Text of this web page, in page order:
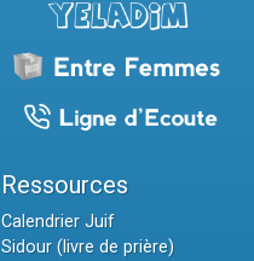
Ressources
Calendrier Juif
Sidour (livre de prière)